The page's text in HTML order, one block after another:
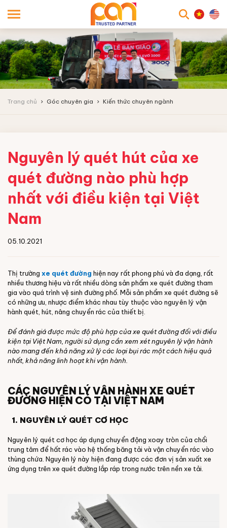
Trang chủ Góc chuyên gia Kiến thức chuyên ngành
Nguyên lý quét hút của xe
quét đường nào phù hợp
nhất với điều kiện tại Việt
Nam
05.10.2021
Thị trường xe quét đường hiện nay rất phong phú và đa dạng, rất
nhiều thương hiệu và rất nhiều dòng sản phẩm xe quét đường tham
gia vào quá trình vệ sinh đường phố. Mỗi sản phẩm xe quét đường sẽ
có những ưu, nhược điểm khác nhau tùy thuộc vào nguyên lý vận
hành quét, hút, nâng chuyển rác của thiết bị.
Để đánh giá được mức độ phù hợp của xe quét đường đối với điều
kiện tại Việt Nam, người sử dụng cần xem xét nguyên lý vận hành
nào mang đến khả năng xử lý các loại bụi rác một cách hiệu quả
nhất, khả năng linh hoạt khi vận hành.
CÁC NGUYÊN LÝ VẬN HÀNH XE QUÉT
ĐƯỜNG HIỆN CÓ TẠI VIỆT NAM
1. NGUYÊN LÝ QUÉT CƠ HỌC
Nguyên lý quét cơ học áp dụng chuyển động xoay tròn của chổi
trung tâm để hất rác vào hệ thống băng tải và vận chuyển rác vào
thùng chứa. Nguyên lý này hiện đang được các đơn vị sản xuất xe
ứng dụng trên xe quét đường lắp ráp trong nước trên nền xe tải.